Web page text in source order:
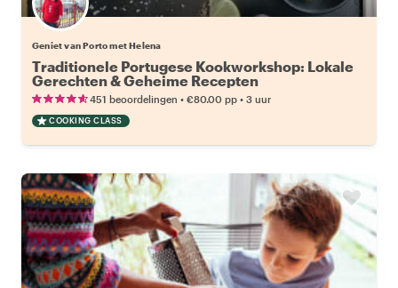
Geniet van Porto met Helena
Traditionele Portugese Kookworkshop: Lokale
Gerechten & Geheime Recepten
451 beoordelingen • €80.00 pp • 3 uur
COOKING CLASS